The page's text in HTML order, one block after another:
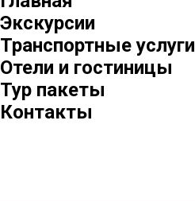
Экскурсии
Транспортные услуги
Отели и гостиницы
Тур пакеты
Контакты